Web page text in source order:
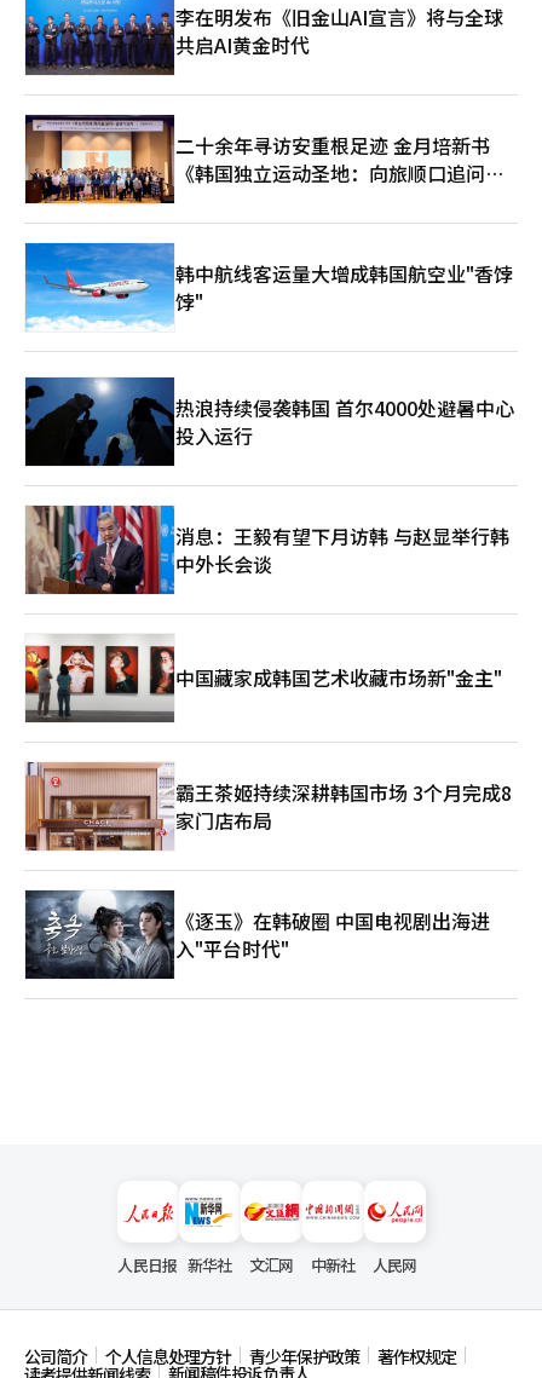
李在明发布《旧金山AI宣言》将与全球
共启AI黄金时代
二十余年寻访安重根足迹 金月培新书
《韩国独立运动圣地：向旅顺口追问历
韩中航线客运量大增成韩国航空业"香饽
饽"
热浪持续侵袭韩国 首尔4000处避暑中心
投入运行
消息：王毅有望下月访韩 与赵显举行韩
中外长会谈
中国藏家成韩国艺术收藏市场新"金主"
霸王茶姬持续深耕韩国市场 3个月完成8
家门店布局
《逐玉》在韩破圈 中国电视剧出海进
入"平台时代"
人民日报 新华社 文汇网 中新社 人民网
公司简介 个人信息处理方针 青少年保护政策 著作权规定
新闻稿件投诉负责人